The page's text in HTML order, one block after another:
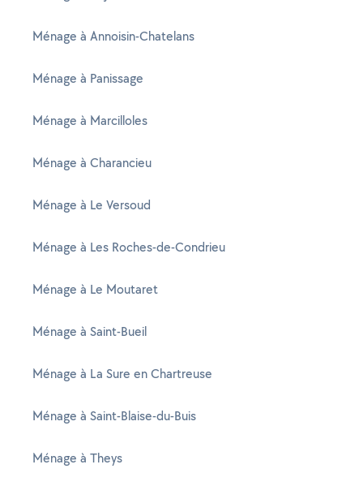
Ménage à Annoisin-Chatelans
Ménage à Panissage
Ménage à Marcilloles
Ménage à Charancieu
Ménage à Le Versoud
Ménage à Les Roches-de-Condrieu
Ménage à Le Moutaret
Ménage à Saint-Bueil
Ménage à La Sure en Chartreuse
Ménage à Saint-Blaise-du-Buis
Ménage à Theys